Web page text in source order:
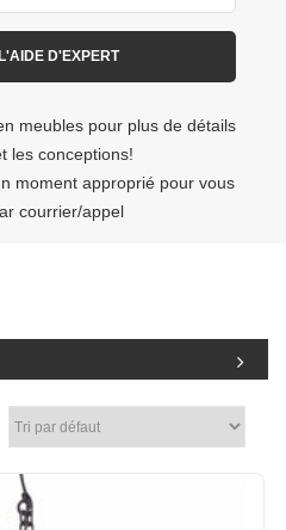
meubles pour plus de détails
les conceptions!
moment approprié pour vous
courrier/appel